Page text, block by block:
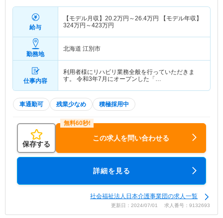
給与
【モデル月収】 20.2万円～26.4万円
【モデル年収】
324万円～423万円
勤務地
北海道 江別市
仕事内容
利用者様にリハビリ業務全般を行っていただきま
す。 令和3年7月にオープンした「…
車通勤可 残業少なめ 積極採用中
保存する
この求人を問い合わせる
詳細を見る
社会福祉法人日本介護事業団の求人一覧
更新日：2024/07/01 求人番号：9132693